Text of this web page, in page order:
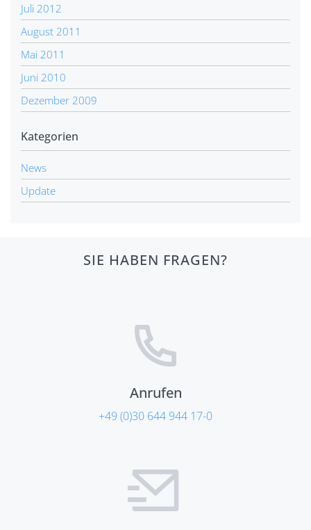
Juli 2012
August 2011
Mai 2011
Juni 2010
Dezember 2009
Kategorien
News
Update
SIE HABEN FRAGEN?
Anrufen
+49 (0)30 644 944 17-0